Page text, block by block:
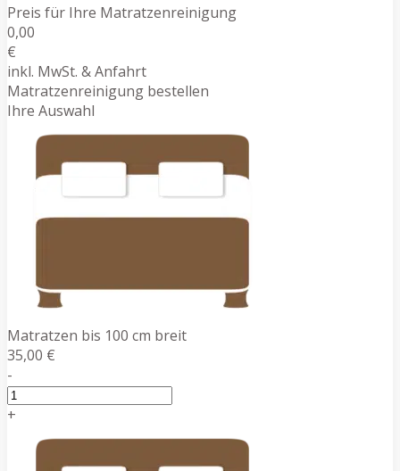
Preis für Ihre Matratzenreinigung
0,00
€
inkl. MwSt. & Anfahrt
Matratzenreinigung bestellen
Ihre Auswahl
Matratzen bis 100 cm breit
35,00 €
-
+